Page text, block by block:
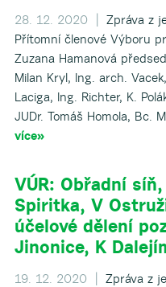
28. 12. 2020 |
Zpráva z
Přítomní členové Výboru
Zuzana Hamanová
Milan Kryl, Ing. arch.
Laciga, Ing. Richter, K.
JUDr. Tomáš Homola, Bc.
více»
VÚR: Obřadní
Spiritka, V
účelové dělení
Jinonice, K
19. 12. 2020 |
Zpráva z